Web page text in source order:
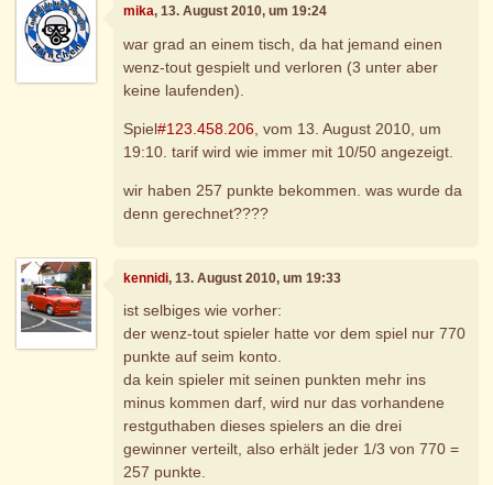
mika, 13. August 2010, um 19:24
war grad an einem tisch, da hat jemand einen
wenz-tout gespielt und verloren (3 unter aber
keine laufenden).
Spiel#123.458.206 , vom 13. August 2010, um
19:10. tarif wird wie immer mit 10/50 angezeigt.
wir haben 257 punkte bekommen. was wurde da
denn gerechnet????
kennidi, 13. August 2010, um 19:33
ist selbiges wie vorher:
der wenz-tout spieler hatte vor dem spiel nur 770
punkte auf seim konto.
da kein spieler mit seinen punkten mehr ins
minus kommen darf, wird nur das vorhandene
restguthaben dieses spielers an die drei
gewinner verteilt, also erhält jeder 1/3 von 770 =
257 punkte.